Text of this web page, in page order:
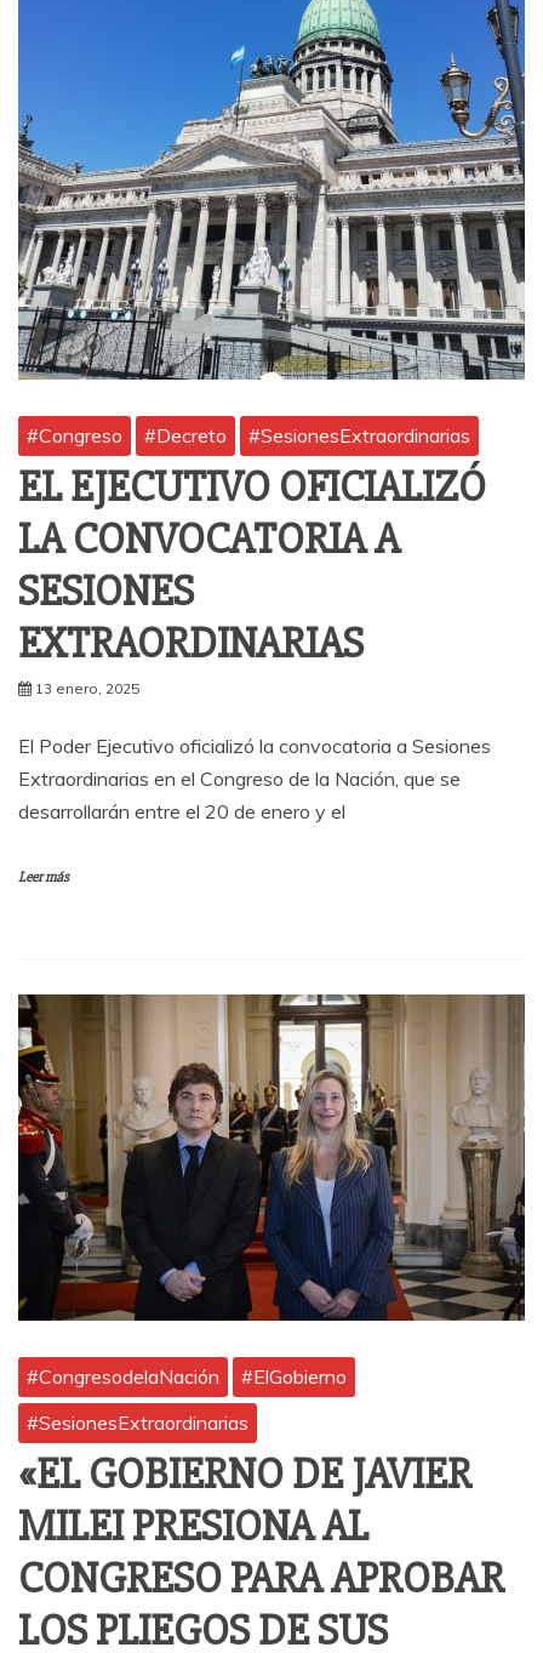
#Congreso #Decreto #SesionesExtraordinarias
EL EJECUTIVO OFICIALIZÓ
LA CONVOCATORIA A
SESIONES
EXTRAORDINARIAS
13 enero, 2025
El Poder Ejecutivo oficializó la convocatoria a Sesiones
Extraordinarias en el Congreso de la Nación, que se
desarrollarán entre el 20 de enero y el
Leer más
#CongresodelaNación
#ElGobierno
#SesionesExtraordinarias
«EL GOBIERNO DE JAVIER
MILEI PRESIONA AL
CONGRESO PARA APROBAR
LOS PLIEGOS DE SUS